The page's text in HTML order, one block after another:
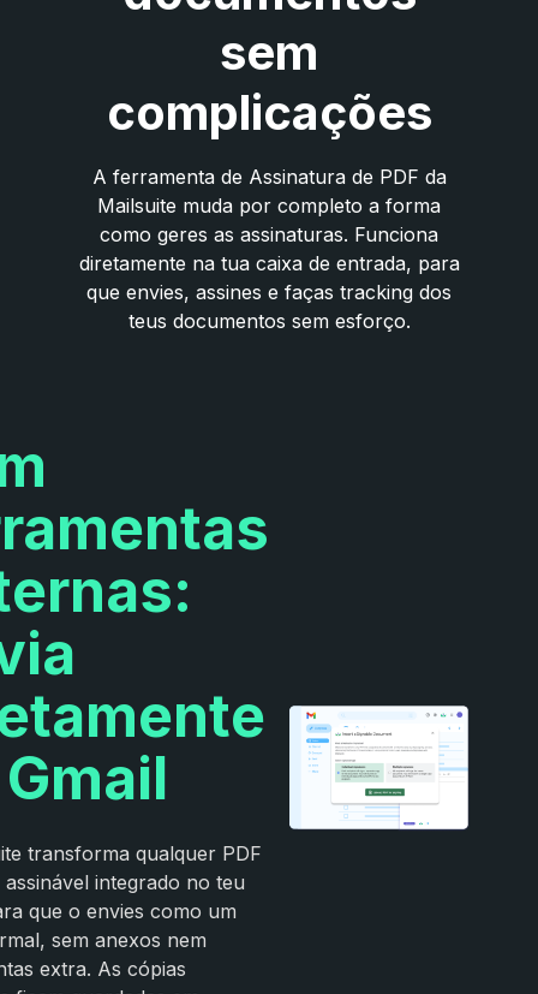
sem
complicações
A ferramenta de Assinatura de PDF da
Mailsuite muda por completo a forma
como geres as assinaturas. Funciona
diretamente na tua caixa de entrada, para
que envies, assines e faças tracking dos
teus documentos sem esforço.
transforma qualquer PDF
integrado no teu
que o envies como um
sem anexos nem
extra. As cópias